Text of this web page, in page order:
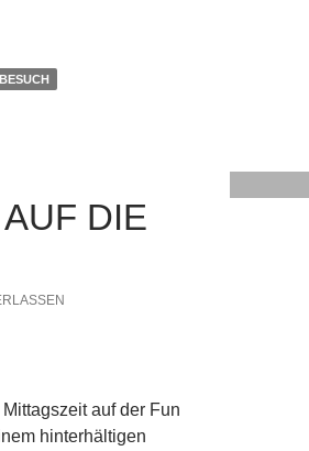
DIE
auf der Fun
hinterhältigen